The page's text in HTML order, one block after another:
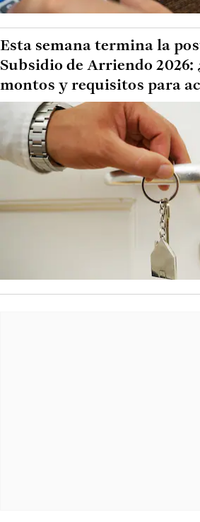
Esta semana termina la
Subsidio de Arriendo 2026:
montos y requisitos para